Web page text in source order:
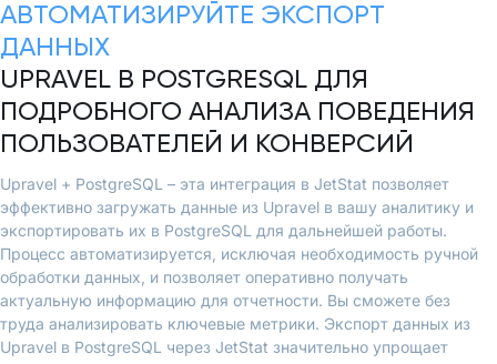
АВТОМАТИЗИРУЙТЕ ЭКСПОРТ
ДАННЫХ
UPRAVEL В POSTGRESQL ДЛЯ
ПОДРОБНОГО АНАЛИЗА ПОВЕДЕНИЯ
ПОЛЬЗОВАТЕЛЕЙ И КОНВЕРСИЙ
Upravel + PostgreSQL – эта интеграция в JetStat позволяет
эффективно загружать данные из Upravel в вашу аналитику и
экспортировать их в PostgreSQL для дальнейшей работы.
Процесс автоматизируется, исключая необходимость ручной
обработки данных, и позволяет оперативно получать
актуальную информацию для отчетности. Вы сможете без
труда анализировать ключевые метрики. Экспорт данных из
Upravel в PostgreSQL через JetStat значительно упрощает